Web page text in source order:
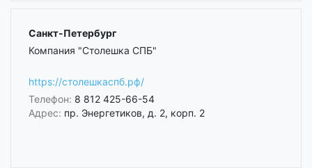
Санкт-Петербург
Компания "Столешка СПБ"
https://столешкаспб.рф/
Телефон: 8 812 425-66-54
Адрес: пр. Энергетиков, д. 2, корп. 2